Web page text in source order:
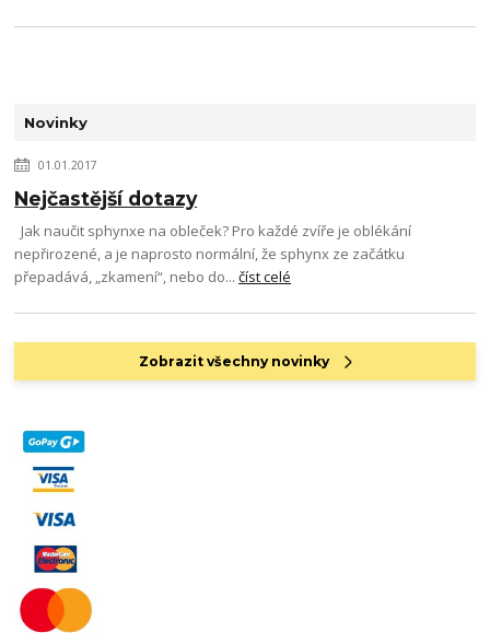
Novinky
01.01.2017
Nejčastější dotazy
Jak naučit sphynxe na obleček? Pro každé zvíře je oblékání
nepřirozené, a je naprosto normální, že sphynx ze začátku
přepadává, „zkamení“, nebo do...číst celé
Zobrazit všechny novinky